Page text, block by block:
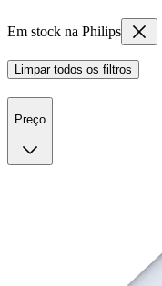
Em stock na Philips
Limpar todos os filtros
Preço